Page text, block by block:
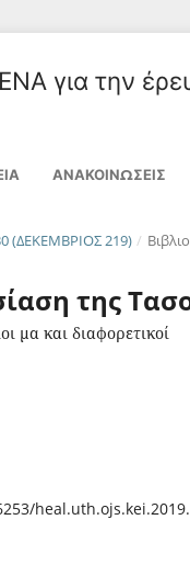
για την
ΑΝΑΚΟΙΝΏΣΕΙΣ
(ΔΕΚΈΜΒΡΙΟΣ 219) /
της
μα και διαφορετικοί